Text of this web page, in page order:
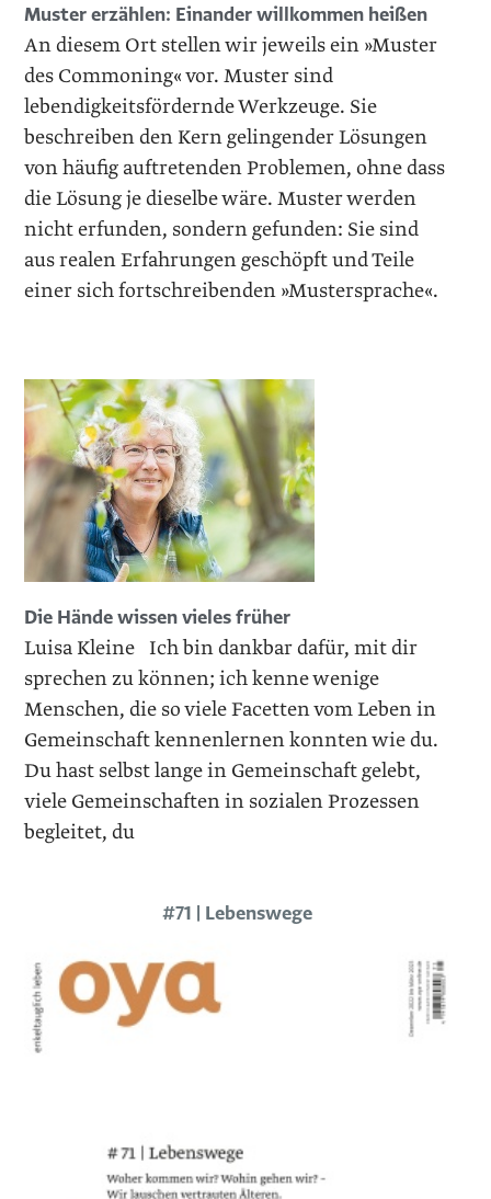
Muster erzählen: Einander ­willkommen heißen
An diesem Ort stellen wir jeweils ein »Muster
des Commoning« vor. Muster sind
lebendigkeitsfördernde Werkzeuge. Sie
beschreiben den Kern gelingender Lösungen
von häufig auftretenden Problemen, ohne dass
die Lösung je dieselbe wäre. Muster werden
nicht erfunden, sondern gefunden: Sie sind
aus realen Erfahrungen geschöpft und Teile
einer sich fortschreibenden »Mustersprache«.
Die Hände wissen vieles früher
Luisa Kleine Ich bin dankbar dafür, mit dir
sprechen zu können; ich kenne wenige
Menschen, die so viele Facetten vom Leben in
Gemeinschaft kennenlernen konnten wie du.
Du hast selbst lange in Gemeinschaft gelebt,
viele Gemeinschaften in sozialen Prozessen
begleitet, du
#71 | Lebenswege